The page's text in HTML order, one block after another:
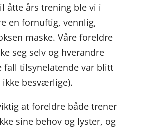
åtte års trening ble vi i
en fornuftig, vennlig,
maske. Våre foreldre
seg selv og hverandre
fall tilsynelatende var blitt
ikke besværlige).
at foreldre både trener
sine behov og lyster, og